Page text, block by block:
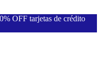
OFF tarjetas de crédito